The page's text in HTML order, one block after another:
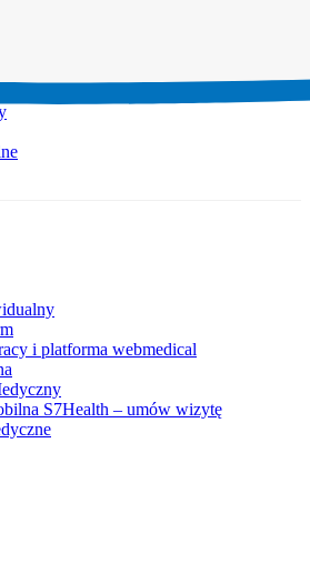
i platforma webmedical
S7Health – umów wizytę